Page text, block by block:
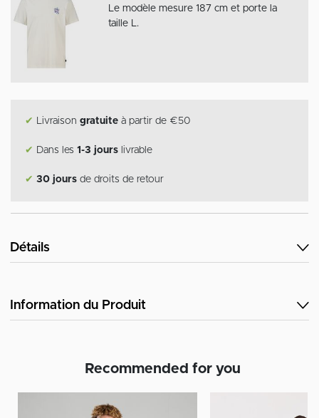
Le modèle mesure 187 cm et porte la
taille L.
✔ Livraison gratuite à partir de €50
✔ Dans les 1-3 jours livrable
✔ 30 jours de droits de retour
Détails
Information du Produit
Recommended for you